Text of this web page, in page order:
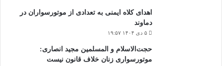
اهدای کلاه ایمنی به تعدادی از موتورسواران در
دماوند
۵ دی ۱۴۰۴ ۱۹:۵۷
حجت‌الاسلام و المسلمین مجید انصاری:
موتورسواری زنان خلاف قانون نیست